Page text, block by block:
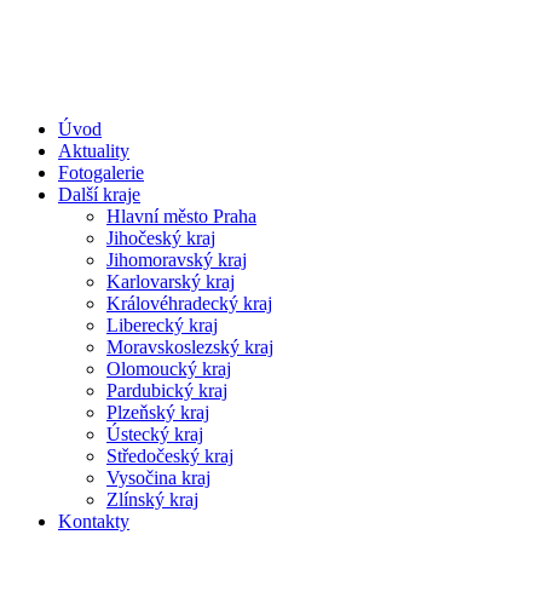
Úvod
Aktuality
Fotogalerie
Další kraje
Hlavní město Praha
Jihočeský kraj
Jihomoravský kraj
Karlovarský kraj
Královéhradecký kraj
Liberecký kraj
Moravskoslezský kraj
Olomoucký kraj
Pardubický kraj
Plzeňský kraj
Ústecký kraj
Středočeský kraj
Vysočina kraj
Zlínský kraj
Kontakty